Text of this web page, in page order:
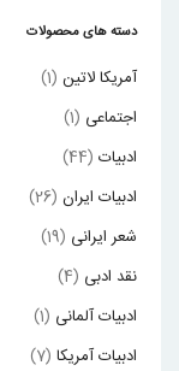
دسته های محصولات
آمریکا لاتین (1)
اجتماعی (1)
ادبیات (44)
ادبیات ایران (26)
شعر ایرانی (19)
نقد ادبی (4)
ادبیات آلمانی (1)
ادبیات آمریکا (7)